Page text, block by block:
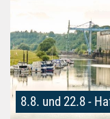
8.8. und 22.8 -